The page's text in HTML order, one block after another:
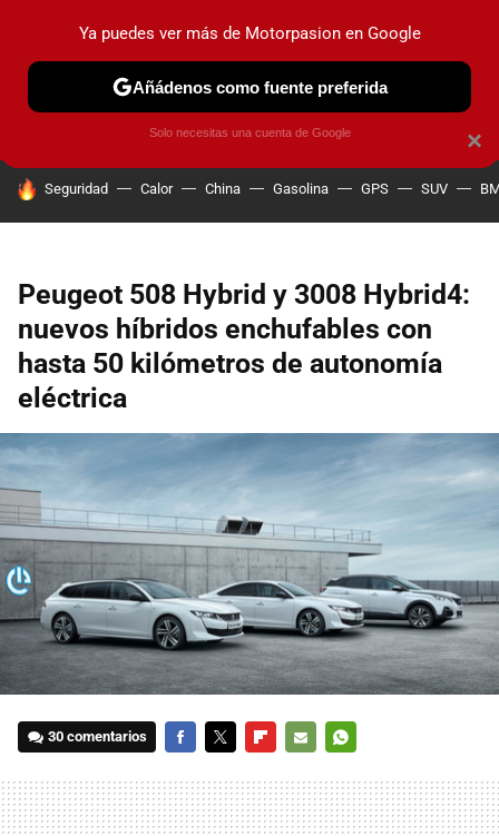
PRUEBAS COCHES ELÉCTRICOS OBSERVATORIO
HOY SE HABLA DE
Seguridad Calor China Gasolina GPS SUV
Peugeot 508 Hybrid y 3008 Hybrid4:
nuevos híbridos enchufables con
hasta 50 kilómetros de autonomía
eléctrica
30 comentarios
MAIL
×
Ya puedes ver más de Motorpasion en Google
Añádenos como fuente preferida
Solo necesitas una cuenta de Google